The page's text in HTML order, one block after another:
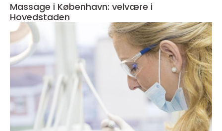
Massage i København: velvære i
Hovedstaden